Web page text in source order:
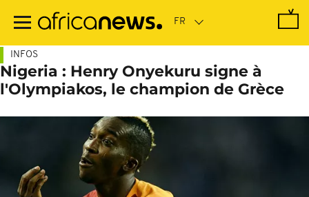
contenu
INFOS
Nigeria : Henry Onyekuru signe à
l'Olympiakos, le champion de Grèce